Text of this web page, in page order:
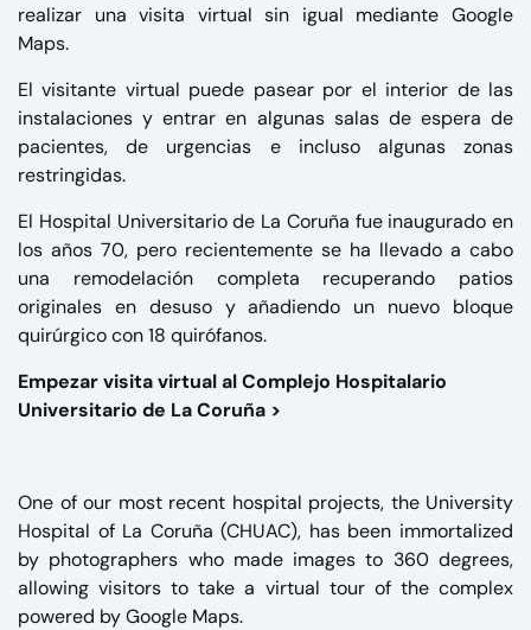
realizar una visita virtual sin igual mediante Google
Maps.
El visitante virtual puede pasear por el interior de las
instalaciones y entrar en algunas salas de espera de
pacientes, de urgencias e incluso algunas zonas
restringidas.
El Hospital Universitario de La Coruña fue inaugurado en
los años 70, pero recientemente se ha llevado a cabo
una remodelación completa recuperando patios
originales en desuso y añadiendo un nuevo bloque
quirúrgico con 18 quirófanos.
Empezar visita virtual al Complejo Hospitalario
Universitario de La Coruña >
One of our most recent hospital projects, the University
Hospital of La Coruña (CHUAC), has been immortalized
by photographers who made ​​images to 360 degrees,
allowing visitors to take a virtual tour of the complex
powered by Google Maps.